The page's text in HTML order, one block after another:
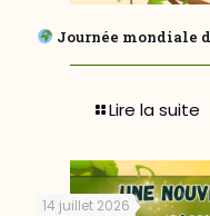
Journée mondiale
Lire la suite
14 juillet 2026